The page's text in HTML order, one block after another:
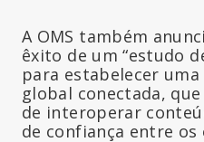
A OMS também
êxito de um “estudo
para estabelecer
global conectada,
de interoperar
de confiança entre